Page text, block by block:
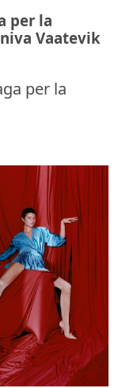
per la
Vaatevik
per la